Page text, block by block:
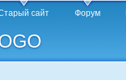
сайт Форум